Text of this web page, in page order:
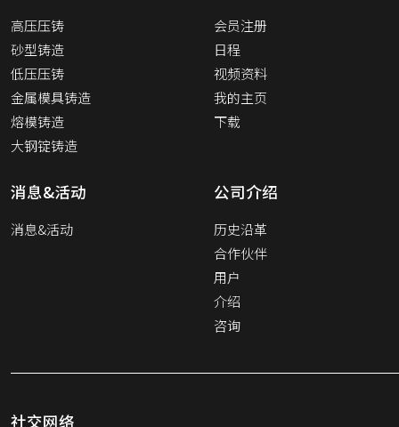
高压压铸
砂型铸造
低压压铸
金属模具铸造
熔模铸造
大钢锭铸造
会员注册
日程
视频资料
我的主页
下载
消息&活动
消息&活动
公司介绍
历史沿革
合作伙伴
用户
介绍
咨询
社交网络